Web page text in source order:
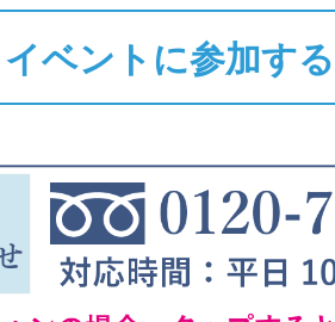
イベントに参加する